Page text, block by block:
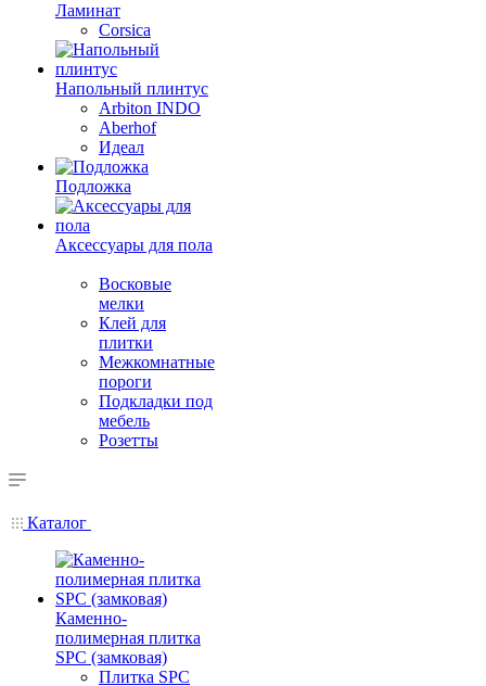
Ламинат
Corsica
Напольный плинтус
Arbiton INDO
Aberhof
Идеал
Подложка
Аксессуары для пола
Восковые
мелки
Клей для
плитки
Межкомнатные
пороги
Подкладки под
мебель
Розетты
Каталог
Каменно-
полимерная плитка
SPC (замковая)
Плитка SPC